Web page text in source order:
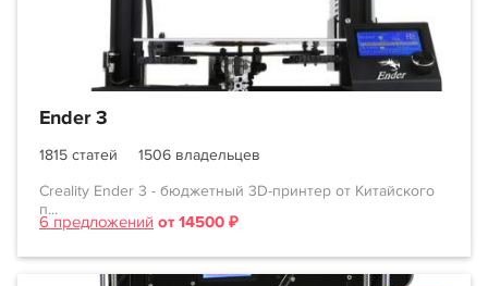
Ender 3
1815 статей
1506 владельцев
Creality Ender 3 - бюджетный 3D-принтер от Китайского
п...
6 предложений от 14500 ₽